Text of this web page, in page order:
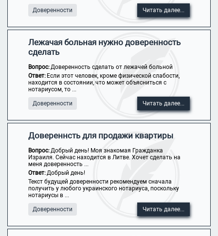
Доверенности Читать далее...
Лежачая больная нужно доверенность
сделать
Вопрос:Доверенность сделать от лежачей больной
Ответ: Если этот человек, кроме физической слабости,
находится в состоянии, что может объясниться с
нотариусом, то ...
Доверенности Читать далее...
Довереннсть для продажи квартиры
Вопрос:Добрый день! Моя знакомая Гражданка
Израиля. Сейчас находится в Литве. Хочет сделать на
меня доверенность ...
Ответ:Добрый день!
Текст будущей доверенности рекомендуем сначала
получить у любого украинского нотариуса, поскольку
нотариусы в ...
Доверенности Читать далее...